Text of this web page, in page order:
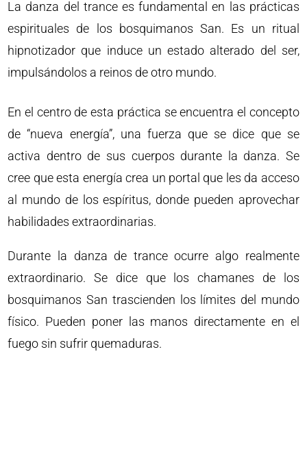
La danza del trance es fundamental en las prácticas
espirituales de los bosquimanos San. Es un ritual
hipnotizador que induce un estado alterado del ser,
impulsándolos a reinos de otro mundo.
En el centro de esta práctica se encuentra el concepto
de “nueva energía”, una fuerza que se dice que se
activa dentro de sus cuerpos durante la danza. Se
cree que esta energía crea un portal que les da acceso
al mundo de los espíritus, donde pueden aprovechar
habilidades extraordinarias.
Durante la danza de trance ocurre algo realmente
extraordinario. Se dice que los chamanes de los
bosquimanos San trascienden los límites del mundo
físico. Pueden poner las manos directamente en el
fuego sin sufrir quemaduras.